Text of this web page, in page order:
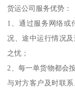
货运公司服务优势：
1、通过服务网络或
况、途中运行情况
之忧；
2、每一单货物都会
与对方客户及时联